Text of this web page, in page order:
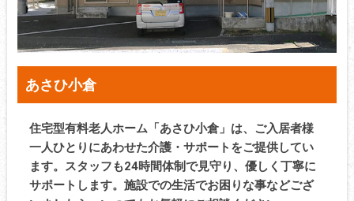
あさひ小倉
住宅型有料老人ホーム「あさひ小倉」は、ご入居者様
一人ひとりにあわせた介護・サポートをご提供してい
ます。スタッフも24時間体制で見守り、優しく丁寧に
サポートします。施設での生活でお困りな事などござ